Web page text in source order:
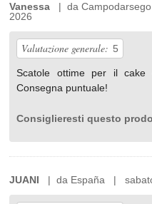
Vanessa | da
2026
Valutazione generale: 5
Scatole ottime per il cake
Consegna puntuale!
Consiglieresti questo
JUANI | da España | sabato